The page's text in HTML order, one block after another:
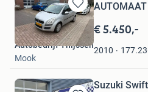
Bewaren
in
Mijn
Favorieten
AUTOMAAT
€ 5.450,-
2010
Autobedrijf Thijssen
Mook
Suzuki